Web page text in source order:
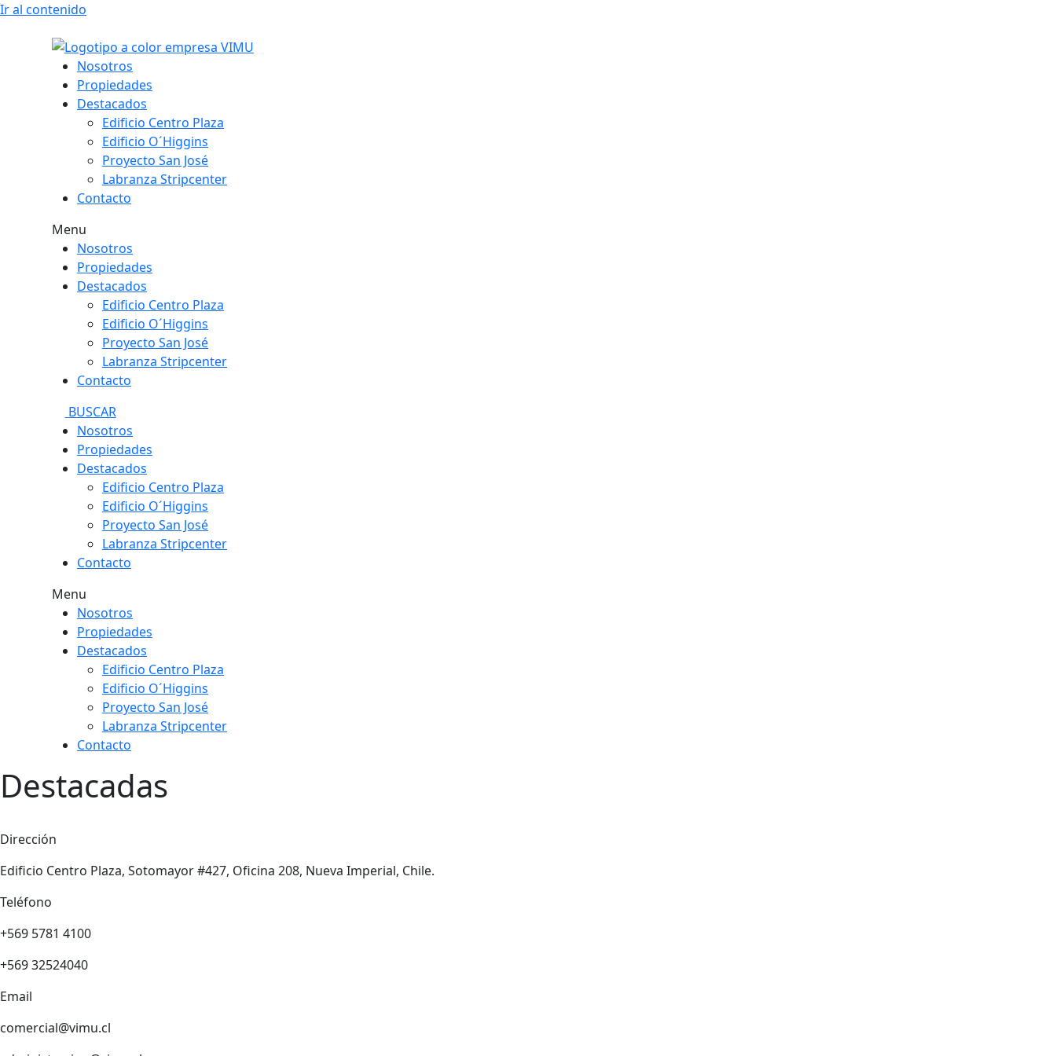
Ir al contenido
Nosotros
Propiedades
Destacados
Edificio Centro Plaza
Edificio O´Higgins
Proyecto San José
Labranza Stripcenter
Contacto
Menu
Nosotros
Propiedades
Destacados
Edificio Centro Plaza
Edificio O´Higgins
Proyecto San José
Labranza Stripcenter
Contacto
BUSCAR
Nosotros
Propiedades
Destacados
Edificio Centro Plaza
Edificio O´Higgins
Proyecto San José
Labranza Stripcenter
Contacto
Menu
Nosotros
Propiedades
Destacados
Edificio Centro Plaza
Edificio O´Higgins
Proyecto San José
Labranza Stripcenter
Contacto
Destacadas
Dirección
Edificio Centro Plaza, Sotomayor #427, Oficina 208, Nueva Imperial, Chile.
Teléfono
+569 5781 4100
+569 32524040
Email
comercial@vimu.cl